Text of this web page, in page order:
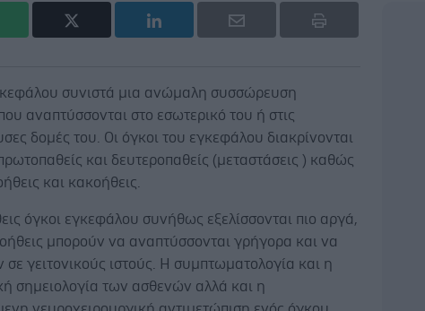
συνιστά μια ανώμαλη συσσώρευση
αναπτύσσονται στο εσωτερικό του ή στις
δομές του. Οι όγκοι του εγκεφάλου διακρίνονται
και δευτεροπαθείς (μεταστάσεις ) καθώς
και κακοήθεις.
όγκοι εγκεφάλου συνήθως εξελίσσονται πιο αργά,
μπορούν να αναπτύσσονται γρήγορα και να
σε γειτονικούς ιστούς. Η συμπτωματολογία και η
σημειολογία των ασθενών αλλά και η